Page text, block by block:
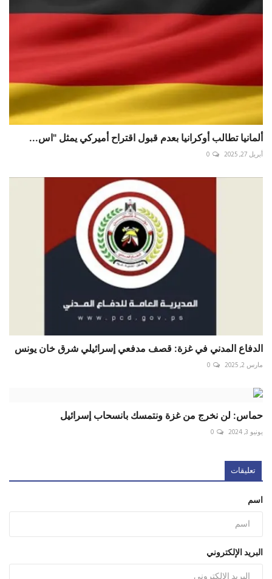
ألمانيا تطالب أوكرانيا بعدم قبول اقتراح أميركي يمثل "اس...
أبريل 27, 2025 0
الدفاع المدني في غزة: قصف مدفعي إسرائيلي شرق خان يونس
مارس 2, 2025 0
حماس: لن نخرج من غزة ونتمسك بانسحاب إسرائيل
يونيو 3, 2024 0
تعليقات
اسم
البريد الإلكتروني